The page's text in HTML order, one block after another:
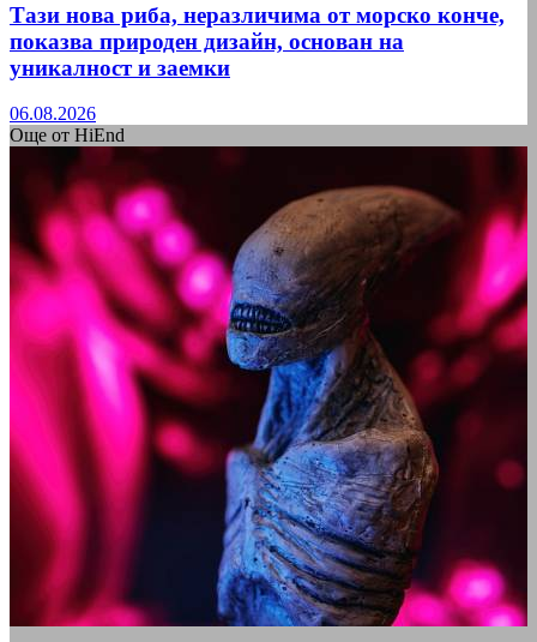
Тази нова риба, неразличима от морско конче,
показва природен дизайн, основан на
уникалност и заемки
06.08.2026
Още от HiEnd